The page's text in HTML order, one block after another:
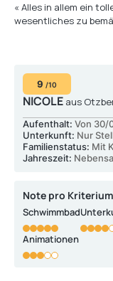
« Alles in allem ein
9 /10
NICOLE aus
Aufenthalt: Von 30/
Unterkunft: Nur
Familienstatus: Mit
Jahreszeit:
Note pro
Schwimmbad
Animationen